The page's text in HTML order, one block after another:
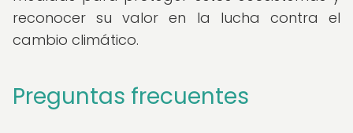
reconocer su valor en la lucha contra el
cambio climático.
Preguntas frecuentes